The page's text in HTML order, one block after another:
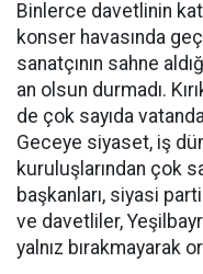
Binlerce davetlinin
konser havasında
sanatçının sahne
an olsun durmadı.
de çok sayıda
Geceye siyaset, iş
kuruluşlarından çok
başkanları, siyasi
ve davetliler,
yalnız bırakmayarak